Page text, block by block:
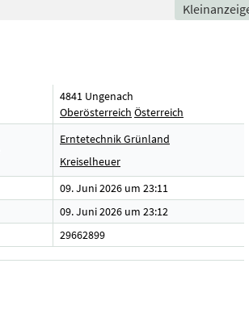
4841 Ungenach
Oberösterreich Österreich
Erntetechnik Grünland
Kreiselheuer
09. Juni 2026 um 23:11
09. Juni 2026 um 23:12
29662899